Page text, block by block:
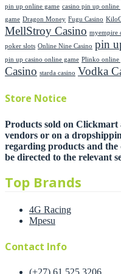
pin up online game casino pin up online
game Dragon Money Fugu Casino
MellStroy Casino myempire
poker slots Online Nine Casino pin
pin up casino online game Plinko online
Casino starda casino Vodka
Store Notice
Products sold on
vendors or on a
regarding products and the
be directed to the relevant
Top Brands
4G Racing
Mpesu
Contact Info
(+27) 61 525 3206